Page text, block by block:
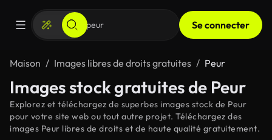
Se connecter
Maison Images libres de droits gratuites Peur
Images stock gratuites de Peur
Explorez et téléchargez de superbes images stock de Peur
pour votre site web ou tout autre projet. Téléchargez des
images Peur libres de droits et de haute qualité gratuitement.